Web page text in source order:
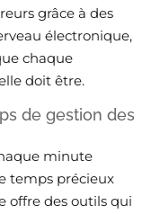
grâce à des
électronique,
chaque
doit être.
de gestion des
minute
temps précieux
offre des outils qui